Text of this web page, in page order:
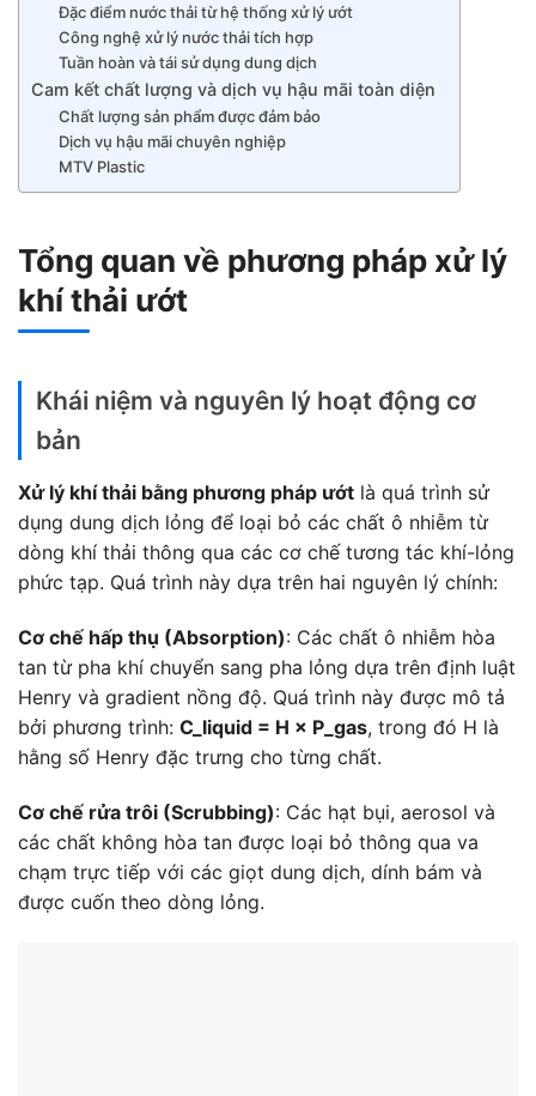
Đặc điểm nước thải từ hệ thống xử lý ướt
Công nghệ xử lý nước thải tích hợp
Tuần hoàn và tái sử dụng dung dịch
Cam kết chất lượng và dịch vụ hậu mãi toàn diện
Chất lượng sản phẩm được đảm bảo
Dịch vụ hậu mãi chuyên nghiệp
MTV Plastic
Tổng quan về phương pháp xử lý
khí thải ướt
Khái niệm và nguyên lý hoạt động cơ
bản
Xử lý khí thải bằng phương pháp ướt là quá trình sử
dụng dung dịch lỏng để loại bỏ các chất ô nhiễm từ
dòng khí thải thông qua các cơ chế tương tác khí-lỏng
phức tạp. Quá trình này dựa trên hai nguyên lý chính:
Cơ chế hấp thụ (Absorption): Các chất ô nhiễm hòa
tan từ pha khí chuyển sang pha lỏng dựa trên định luật
Henry và gradient nồng độ. Quá trình này được mô tả
bởi phương trình: C_liquid = H × P_gas, trong đó H là
hằng số Henry đặc trưng cho từng chất.
Cơ chế rửa trôi (Scrubbing): Các hạt bụi, aerosol và
các chất không hòa tan được loại bỏ thông qua va
chạm trực tiếp với các giọt dung dịch, dính bám và
được cuốn theo dòng lỏng.